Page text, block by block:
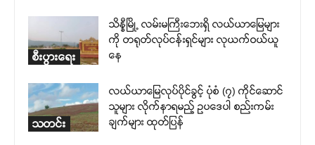
စီးပွားရေး
သိန္နီမြို့ လမ်းမကြီးဘေးရှိ လယ်ယာမြေများ
ကို တရုတ်လုပ်ငန်းရှင်များ လုယက်ဝယ်ယူ
နေ
သတင်း
လယ်ယာမြေလုပ်ပိုင်ခွင့် ပုံစံ (၇) ကိုင်ဆောင်
သူများ လိုက်နာရမည့် ဥပဒေပါ စည်းကမ်း
ချက်များ ထုတ်ပြန်